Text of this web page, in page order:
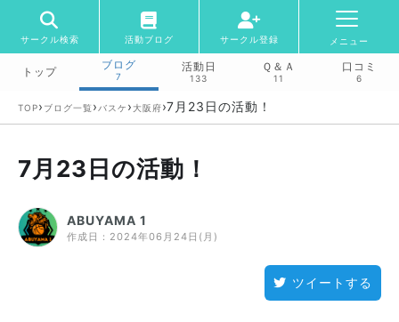
サークル検索 活動ブログ サークル登録 メニュー
トップ
ブログ
7
活動日
133
Ｑ＆Ａ
11
口コミ
6
TOP› ブログ一覧 › バスケ › 大阪府›7月23日の活動！
7月23日の活動！
ABUYAMA 1
作成日： 2024年06月24日(月)
ツイートする